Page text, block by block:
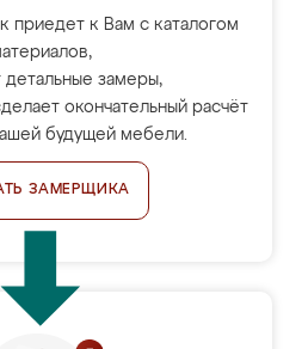
приедет к Вам с каталогом
детальные замеры,
окончательный расчёт
будущей мебели.
ЗАМЕРЩИКА